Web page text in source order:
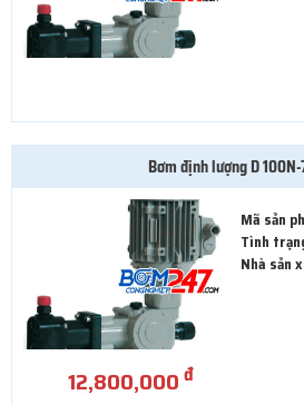
Bơm định lượng D
Mã sản
Tình
Nhà sản
12,800,000đ